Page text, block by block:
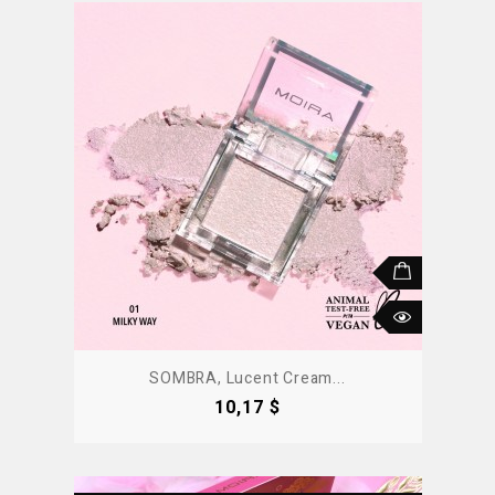
SOMBRA, Lucent Cream...
Precio
10,17 $